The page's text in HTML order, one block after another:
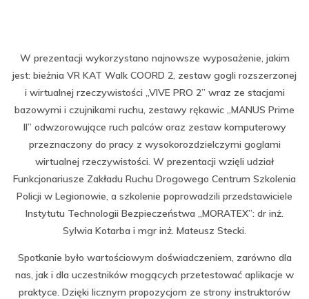
W prezentacji wykorzystano najnowsze wyposażenie, jakim
jest: bieżnia VR KAT Walk COORD 2, zestaw gogli rozszerzonej
i wirtualnej rzeczywistości „VIVE PRO 2” wraz ze stacjami
bazowymi i czujnikami ruchu, zestawy rękawic „MANUS Prime
II” odwzorowujące ruch palców oraz zestaw komputerowy
przeznaczony do pracy z wysokorozdzielczymi goglami
wirtualnej rzeczywistości. W prezentacji wzięli udział
Funkcjonariusze Zakładu Ruchu Drogowego Centrum Szkolenia
Policji w Legionowie, a szkolenie poprowadzili przedstawiciele
Instytutu Technologii Bezpieczeństwa „MORATEX”: dr inż.
Sylwia Kotarba i mgr inż. Mateusz Stecki.
Spotkanie było wartościowym doświadczeniem, zarówno dla
nas, jak i dla uczestników mogących przetestować aplikacje w
praktyce. Dzięki licznym propozycjom ze strony instruktorów